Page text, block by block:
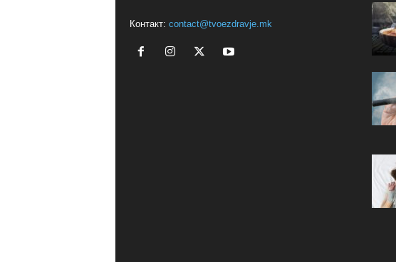
Контакт: contact@tvoezdravje.mk